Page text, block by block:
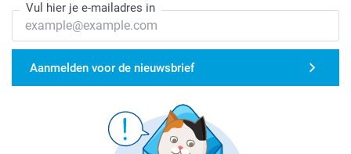
Vul hier je e-mailadres in
Aanmelden voor de nieuwsbrief